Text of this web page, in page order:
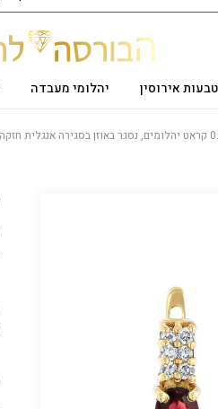
טבעות אירוסין יהלומי מעבדה